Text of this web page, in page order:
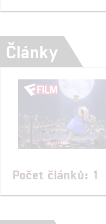
Články
Počet článků: 1